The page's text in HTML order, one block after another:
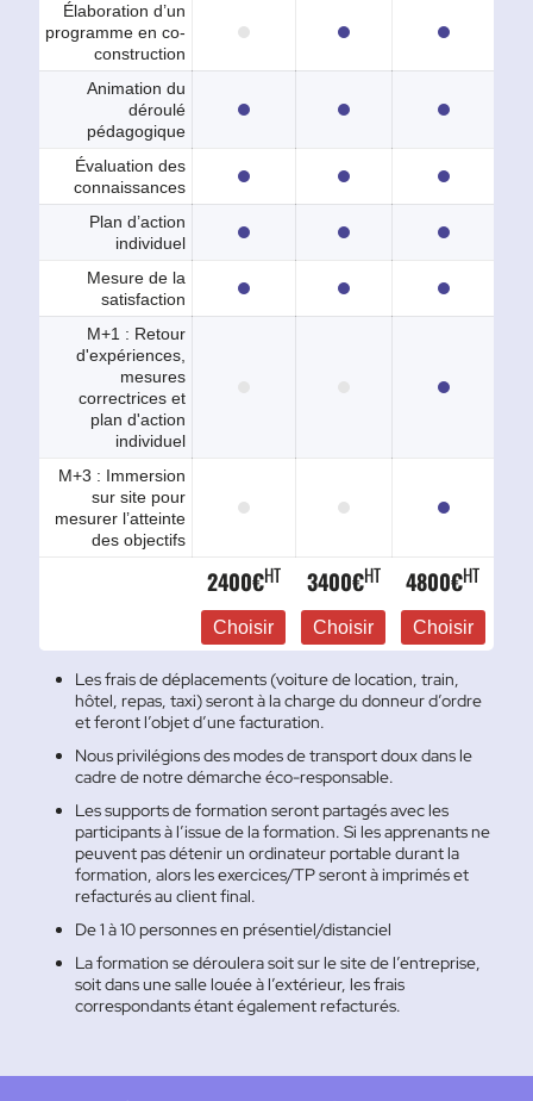
Élaboration d’un
programme en co-
construction
Animation du
déroulé
pédagogique
Évaluation des
connaissances
Plan d’action
individuel
Mesure de la
satisfaction
M+1 : Retour
d'expériences,
mesures
correctrices et
plan d'action
individuel
M+3 : Immersion
sur site pour
mesurer l’atteinte
des objectifs
2400€HT
Choisir
3400€HT
Choisir
4800€HT
Choisir
Les frais de déplacements (voiture de location, train,
hôtel, repas, taxi) seront à la charge du donneur d’ordre
et feront l’objet d’une facturation.
Nous privilégions des modes de transport doux dans le
cadre de notre démarche éco-responsable.
Les supports de formation seront partagés avec les
participants à l’issue de la formation. Si les apprenants ne
peuvent pas détenir un ordinateur portable durant la
formation, alors les exercices/TP seront à imprimés et
refacturés au client final.
De 1 à 10 personnes en présentiel/distanciel
La formation se déroulera soit sur le site de l’entreprise,
soit dans une salle louée à l’extérieur, les frais
correspondants étant également refacturés.